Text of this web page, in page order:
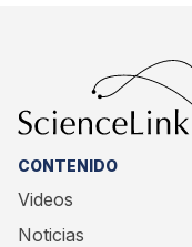
CONTENIDO
Videos
Noticias